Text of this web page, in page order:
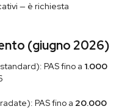
— è richiesta
(giugno 2026)
PAS fino a 1.000
PAS fino a 20.000